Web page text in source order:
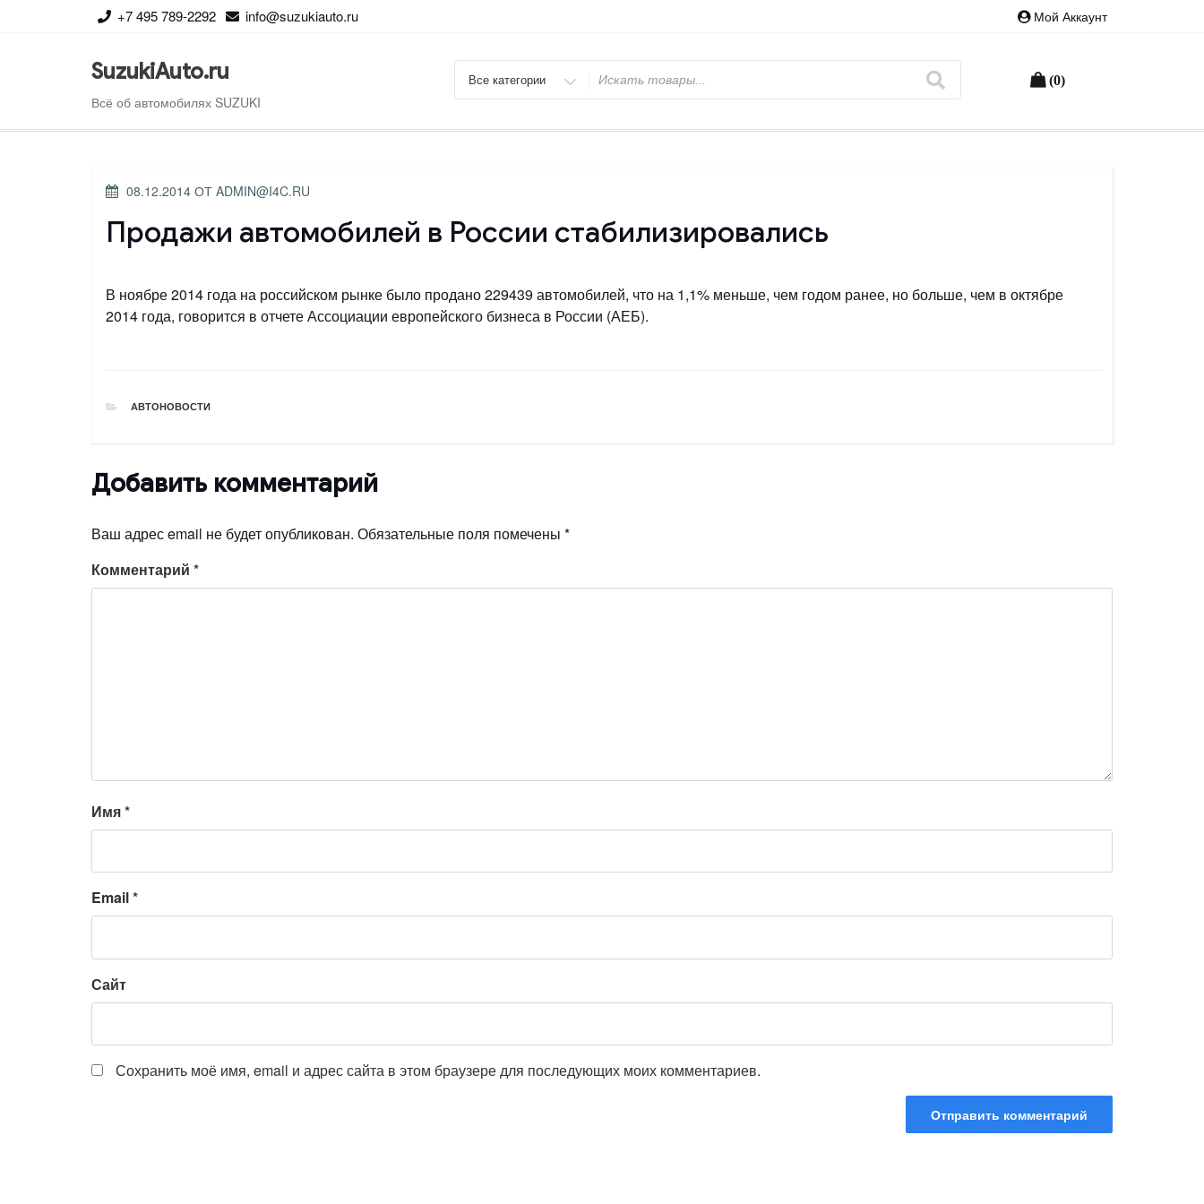
+7 495 789-2292 info@suzukiauto.ru Мой Аккаунт
SuzukiAuto.ru
Всё об автомобилях SUZUKI
Искать (0)
ОПУБЛИКОВАНО
08.12.2014 ОТ ADMIN@I4C.RU
Продажи автомобилей в России стабилизировались
В ноябре 2014 года на российском рынке было продано 229439 автомобилей, что на 1,1% меньше, чем годом ранее, но больше, чем в октябре
2014 года, говорится в отчете Ассоциации европейского бизнеса в России (АЕБ).
РУБРИКИ
АВТОНОВОСТИ
Добавить комментарий
Ваш адрес email не будет опубликован. Обязательные поля помечены *
Комментарий *
Имя*
Email*
Сайт
Сохранить моё имя, email и адрес сайта в этом браузере для последующих моих комментариев.